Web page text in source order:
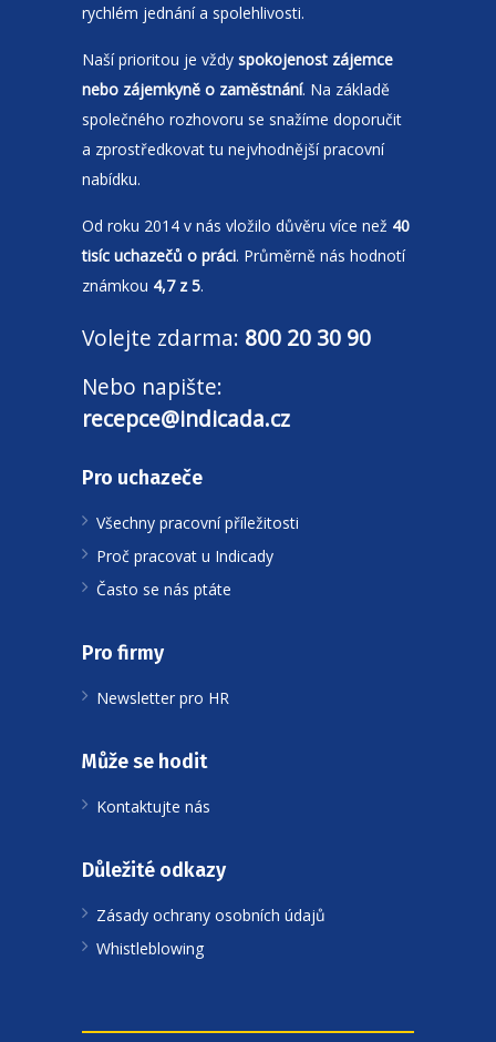
rychlém jednání a spolehlivosti.
Naší prioritou je vždy spokojenost zájemce
nebo zájemkyně o zaměstnání. Na základě
společného rozhovoru se snažíme doporučit
a zprostředkovat tu nejvhodnější pracovní
nabídku.
Od roku 2014 v nás vložilo důvěru více než 40
tisíc uchazečů o práci. Průměrně nás hodnotí
známkou 4,7 z 5.
Volejte zdarma: 800 20 30 90
Nebo napište:
recepce@indicada.cz
Pro uchazeče
Všechny pracovní příležitosti
Proč pracovat u Indicady
Často se nás ptáte
Pro firmy
Newsletter pro HR
Může se hodit
Kontaktujte nás
Důležité odkazy
Zásady ochrany osobních údajů
Whistleblowing